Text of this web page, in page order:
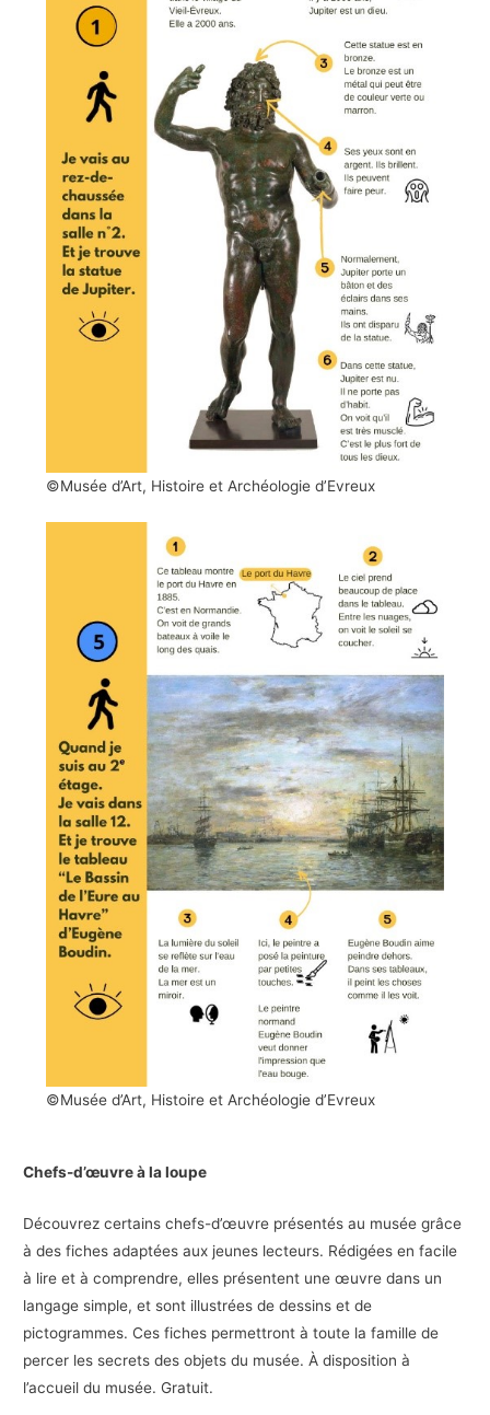
©Musée d’Art, Histoire et Archéologie d’Evreux
©Musée d’Art, Histoire et Archéologie d’Evreux
Chefs-d’œuvre à la loupe
Découvrez certains chefs-d’œuvre présentés au musée grâce
à des fiches adaptées aux jeunes lecteurs. Rédigées en facile
à lire et à comprendre, elles présentent une œuvre dans un
langage simple, et sont illustrées de dessins et de
pictogrammes. Ces fiches permettront à toute la famille de
percer les secrets des objets du musée. À disposition à
l’accueil du musée. Gratuit.